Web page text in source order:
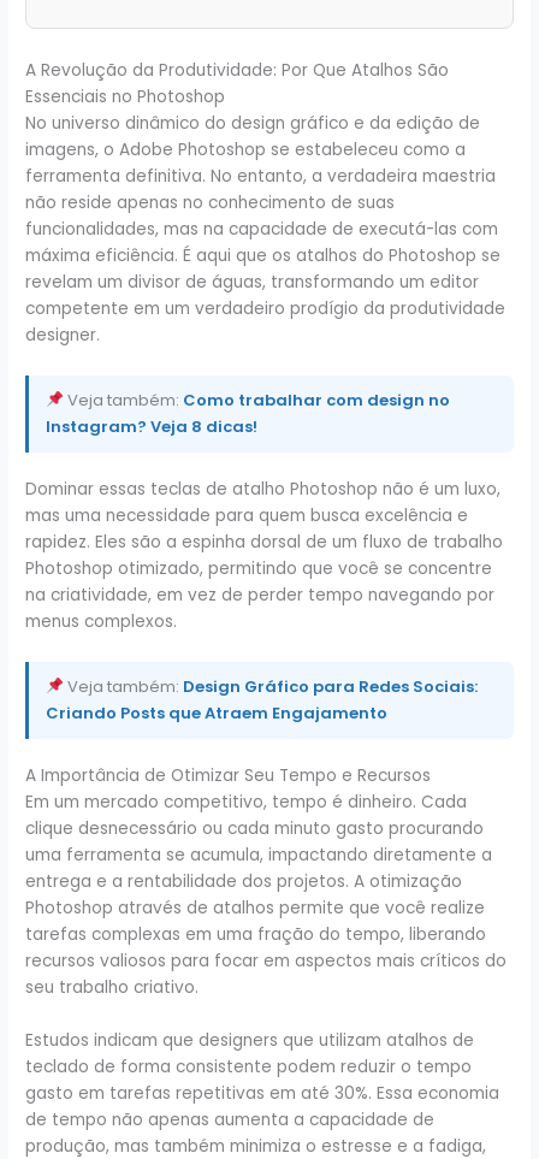
A Revolução da Produtividade: Por Que Atalhos São
Essenciais no Photoshop
No universo dinâmico do design gráfico e da edição de
imagens, o Adobe Photoshop se estabeleceu como a
ferramenta definitiva. No entanto, a verdadeira maestria
não reside apenas no conhecimento de suas
funcionalidades, mas na capacidade de executá-las com
máxima eficiência. É aqui que os atalhos do Photoshop se
revelam um divisor de águas, transformando um editor
competente em um verdadeiro prodígio da produtividade
designer.
Veja também: Como trabalhar com design no
Instagram? Veja 8 dicas!
Dominar essas teclas de atalho Photoshop não é um luxo,
mas uma necessidade para quem busca excelência e
rapidez. Eles são a espinha dorsal de um fluxo de trabalho
Photoshop otimizado, permitindo que você se concentre
na criatividade, em vez de perder tempo navegando por
menus complexos.
Veja também: Design Gráfico para Redes Sociais:
Criando Posts que Atraem Engajamento
A Importância de Otimizar Seu Tempo e Recursos
Em um mercado competitivo, tempo é dinheiro. Cada
clique desnecessário ou cada minuto gasto procurando
uma ferramenta se acumula, impactando diretamente a
entrega e a rentabilidade dos projetos. A otimização
Photoshop através de atalhos permite que você realize
tarefas complexas em uma fração do tempo, liberando
recursos valiosos para focar em aspectos mais críticos do
seu trabalho criativo.
Estudos indicam que designers que utilizam atalhos de
teclado de forma consistente podem reduzir o tempo
gasto em tarefas repetitivas em até 30%. Essa economia
de tempo não apenas aumenta a capacidade de
produção, mas também minimiza o estresse e a fadiga,